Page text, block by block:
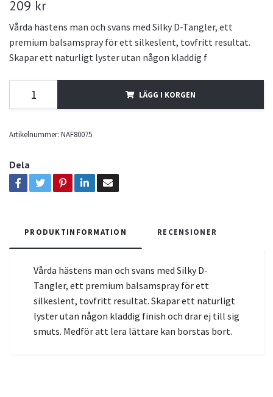
209 kr
Vårda hästens man och svans med Silky D-Tangler, ett
premium balsamspray för ett silkeslent, tovfritt resultat.
Skapar ett naturligt lyster utan någon kladdig f
LÄGG I KORGEN
Artikelnummer: NAF80075
Dela
PRODUKTINFORMATION RECENSIONER
Vårda hästens man och svans med Silky D-
Tangler, ett premium balsamspray för ett
silkeslent, tovfritt resultat. Skapar ett naturligt
lyster utan någon kladdig finish och drar ej till sig
smuts. Medför att lera lättare kan borstas bort.